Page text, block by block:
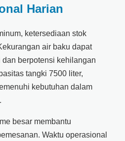
Harian
ketersediaan stok
air baku dapat
berpotensi kehilangan
tangki 7500 liter,
kebutuhan dalam
besar membantu
Waktu operasional